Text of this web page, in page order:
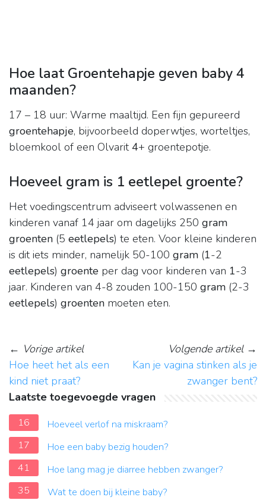
Hoe laat Groentehapje geven baby 4
maanden?
17 – 18 uur: Warme maaltijd. Een fijn gepureerd
groentehapje, bijvoorbeeld doperwtjes, worteltjes,
bloemkool of een Olvarit4+ groentepotje.
Hoeveel gram is 1 eetlepel groente?
Het voedingscentrum adviseert volwassenen en
kinderen vanaf 14 jaar om dagelijks 250 gram
groenten (5 eetlepels) te eten. Voor kleine kinderen
is dit iets minder, namelijk 50-100 gram (1-2
eetlepels) groente per dag voor kinderen van 1-3
jaar. Kinderen van 4-8 zouden 100-150 gram (2-3
eetlepels) groenten moeten eten.
← Vorige artikel
Hoe heet het als een
kind niet praat?
Volgende artikel→
Kan je vagina stinken als je
zwanger bent?
Laatste toegevoegde vragen
16
Hoeveel verlof na miskraam?
17
Hoe een baby bezig houden?
41
Hoe lang mag je diarree hebben zwanger?
35
Wat te doen bij kleine baby?